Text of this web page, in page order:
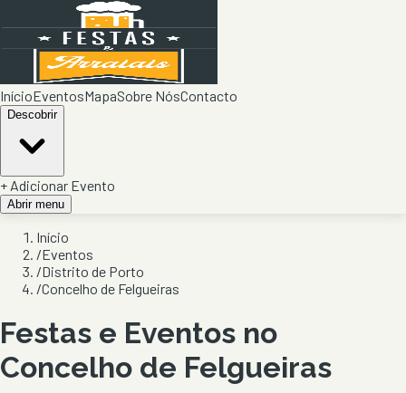
InícioEventosMapaSobre NósContacto
Descobrir
+ Adicionar Evento
Abrir menu
Início
/Eventos
/Distrito de Porto
/Concelho de Felgueiras
Festas e Eventos no
Concelho de Felgueiras